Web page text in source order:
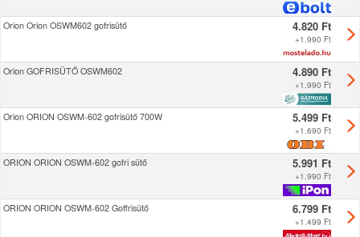
Orion Orion OSWM602 gofrisütő 4.820 Ft
+1.990 Ft
Orion GOFRISÜTŐ OSWM602 4.890 Ft
+1.990 Ft
Orion ORION OSWM-602 gofrisütő 700W 5.499 Ft
+1.690 Ft
ORION ORION OSWM-602 gofri sütő 5.991 Ft
+1.990 Ft
ORION ORION OSWM-602 Goffrisütő 6.799 Ft
+1.499 Ft